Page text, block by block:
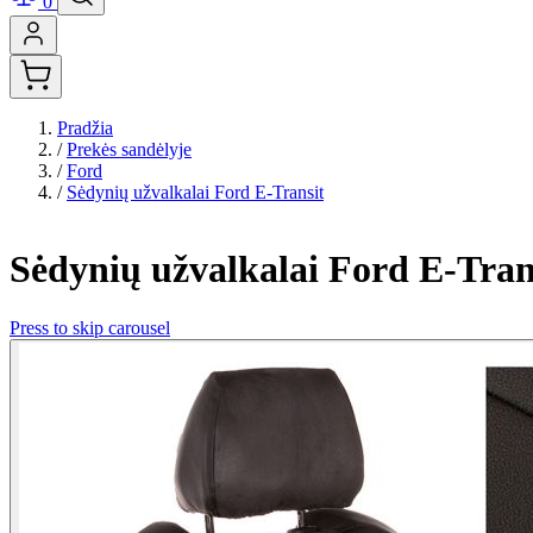
Pradžia
/ Prekės sandėlyje
/ Ford
/ Sėdynių užvalkalai Ford E-Transit
Sėdynių užvalkalai Ford E-
Press to skip carousel